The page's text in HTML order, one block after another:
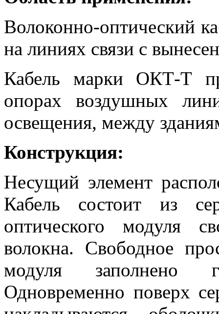
Волоконно-оптический
на линиях связи с
Кабель марки ОКТ-Т
опорах воздушных
освещения, между
Конструкция:
Несущий элемент
Кабель состоит из
оптического модуля
волокна. Свободное
модуля заполнено
Одновременно поверх